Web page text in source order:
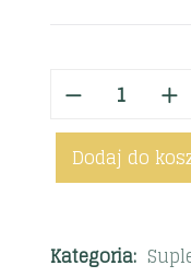
Dodaj do
Kategoria: